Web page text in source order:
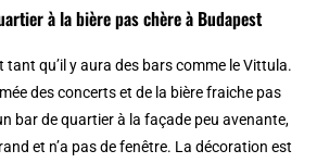
à la bière pas chère à Budapest
tant qu’il y aura des bars comme le Vittula.
des concerts et de la bière fraiche pas
bar de quartier à la façade peu avenante,
et n’a pas de fenêtre. La décoration est